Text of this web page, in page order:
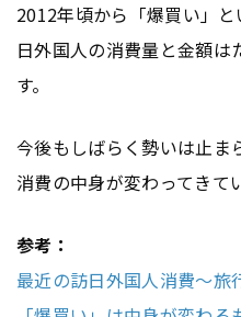
2012年頃から「爆買い」
日外国人の消費量と金額は
す。
今後もしばらく勢いは止ま
消費の中身が変わってきて
参考：
最近の訪日外国人消費～旅